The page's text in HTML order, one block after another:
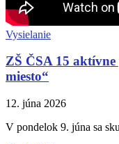
Vysielanie
ZŠ ČSA 15
miesto“
12. júna 2026
V pondelok 9. júna sa